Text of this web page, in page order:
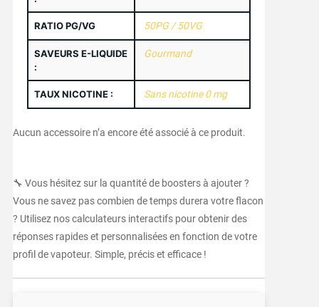
RATIO PG/VG 50PG / 50VG
SAVEURS E-LIQUIDE
:
Gourmand
TAUX NICOTINE : Sans nicotine 0 mg
Aucun accessoire n’a encore été associé à ce produit.
🔧 Vous hésitez sur la quantité de boosters à ajouter ?
Vous ne savez pas combien de temps durera votre flacon
? Utilisez nos calculateurs interactifs pour obtenir des
réponses rapides et personnalisées en fonction de votre
profil de vapoteur. Simple, précis et efficace !